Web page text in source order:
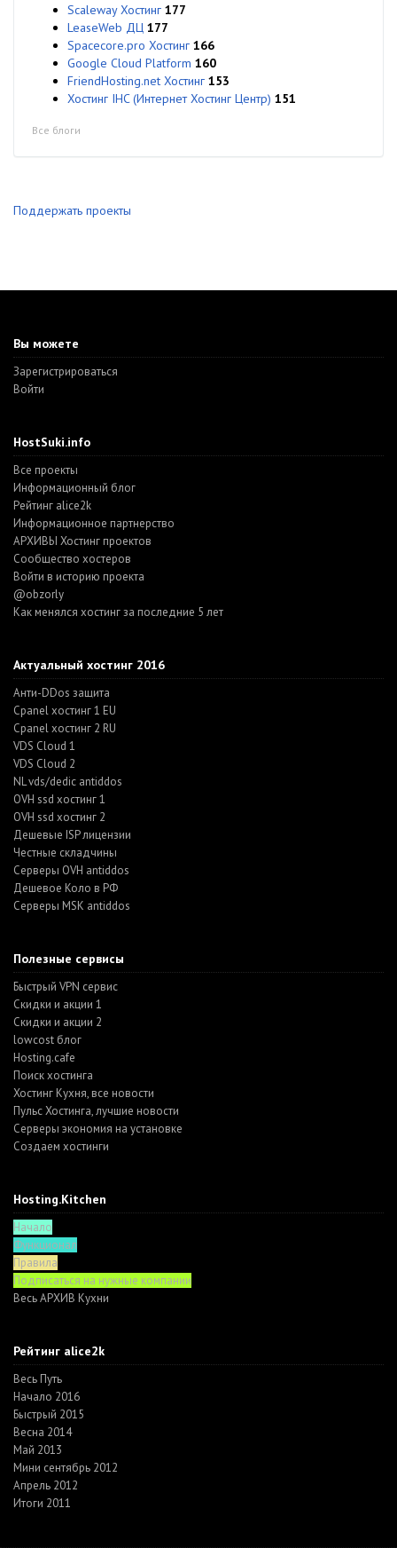
Scaleway Хостинг 177
LeaseWeb ДЦ 177
Spacecore.pro Хостинг 166
Google Cloud Platform 160
FriendHosting.net Хостинг 153
Хостинг IHC (Интернет Хостинг Центр) 151
Все блоги
Поддержать проекты
Вы можете
Зарегистрироваться
Войти
HostSuki.info
Все проекты
Информационный блог
Рейтинг alice2k
Информационное партнерство
АРХИВЫ Хостинг проектов
Cообщество хостеров
Войти в историю проекта
@obzorly
Как менялся хостинг за последние 5 лет
Актуальный хостинг 2016
Анти-DDos защита
Cpanel хостинг 1 EU
Cpanel хостинг 2 RU
VDS Cloud 1
VDS Cloud 2
NL vds/dedic antiddos
OVH ssd хостинг 1
OVH ssd хостинг 2
Дешевые ISP лицензии
Честные складчины
Серверы OVH antiddos
Дешевое Коло в РФ
Серверы MSK antiddos
Полезные сервисы
Быстрый VPN сервис
Скидки и акции 1
Скидки и акции 2
lowcost блог
Hosting.cafe
Поиск хостинга
Хостинг Кухня, все новости
Пульс Хостинга, лучшие новости
Серверы экономия на установке
Создаем хостинги
Hosting.Kitchen
Начало
Функционал
Правила
Подписаться на нужные компании
Весь АРХИВ Кухни
Рейтинг alice2k
Весь Путь
Начало 2016
Быстрый 2015
Весна 2014
Май 2013
Мини сентябрь 2012
Апрель 2012
Итоги 2011